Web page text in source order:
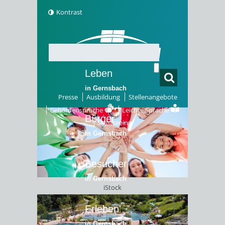
Kontrast
Presse Ausbildung
Stellenangebote
Gebärdensprache
Leichte Sprache
Sightseeing
Leben
in Gernsbach
Bürger
in Gernsbach
Besucher
in Gernsbach
Erleben
iStock